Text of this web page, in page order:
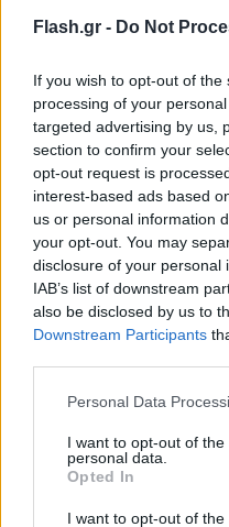
Flash.gr - Do Not
If you wish to opt-out of
processing of your
targeted advertising by us,
section to confirm your
opt-out request is
interest-based ads based
us or personal information
your opt-out. You may
disclosure of your personal
IAB’s list of downstream
also be disclosed by us to
Downstream Participants
Please note that this
not limited to your visit or
grant or deny consent to
use your data for below
consent section.
Personal Data
I want to opt-out of
personal data.
Opted In
I want to opt-out of the
Η Δυτική Αττική
Αγώνας για